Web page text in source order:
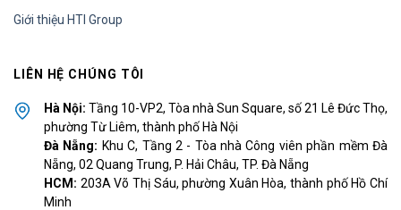
Giới thiệu HTI Group
LIÊN HỆ CHÚNG TÔI
Hà Nội: Tầng 10-VP2, Tòa nhà Sun Square, số 21 Lê Đức Thọ,
phường Từ Liêm, thành phố Hà Nội
Đà Nẵng: Khu C, Tầng 2 - Tòa nhà Công viên phần mềm Đà
Nẵng, 02 Quang Trung, P. Hải Châu, TP. Đà Nẵng
HCM: 203A Võ Thị Sáu, phường Xuân Hòa, thành phố Hồ Chí
Minh